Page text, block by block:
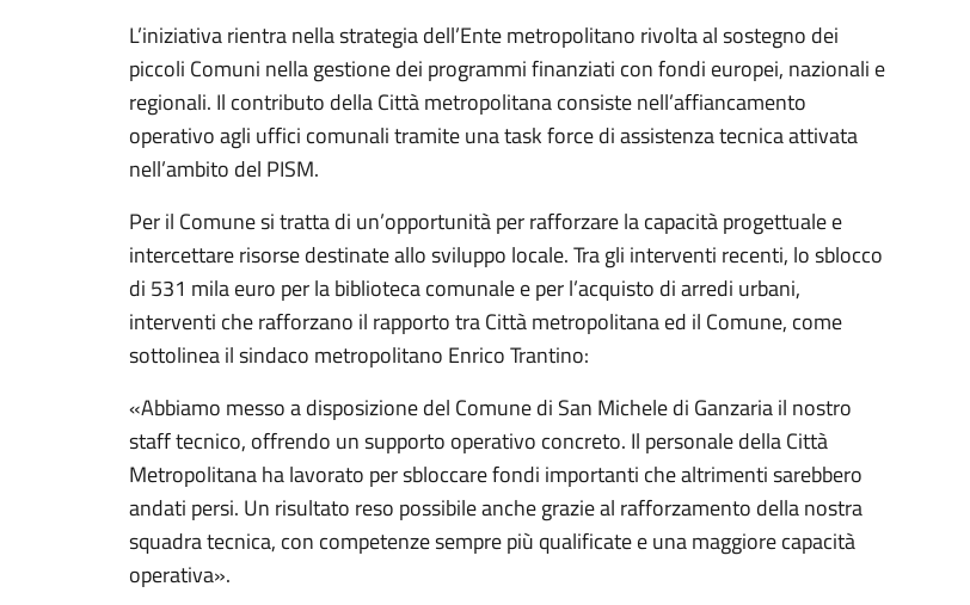
L’iniziativa rientra nella strategia dell’Ente metropolitano rivolta al sostegno dei
piccoli Comuni nella gestione dei programmi finanziati con fondi europei, nazionali e
regionali. Il contributo della Città metropolitana consiste nell’affiancamento
operativo agli uffici comunali tramite una task force di assistenza tecnica attivata
nell’ambito del PISM.
Per il Comune si tratta di un’opportunità per rafforzare la capacità progettuale e
intercettare risorse destinate allo sviluppo locale. Tra gli interventi recenti, lo sblocco
di 531 mila euro per la biblioteca comunale e per l’acquisto di arredi urbani,
interventi che rafforzano il rapporto tra Città metropolitana ed il Comune, come
sottolinea il sindaco metropolitano Enrico Trantino:
«Abbiamo messo a disposizione del Comune di San Michele di Ganzaria il nostro
staff tecnico, offrendo un supporto operativo concreto. Il personale della Città
Metropolitana ha lavorato per sbloccare fondi importanti che altrimenti sarebbero
andati persi. Un risultato reso possibile anche grazie al rafforzamento della nostra
squadra tecnica, con competenze sempre più qualificate e una maggiore capacità
operativa».